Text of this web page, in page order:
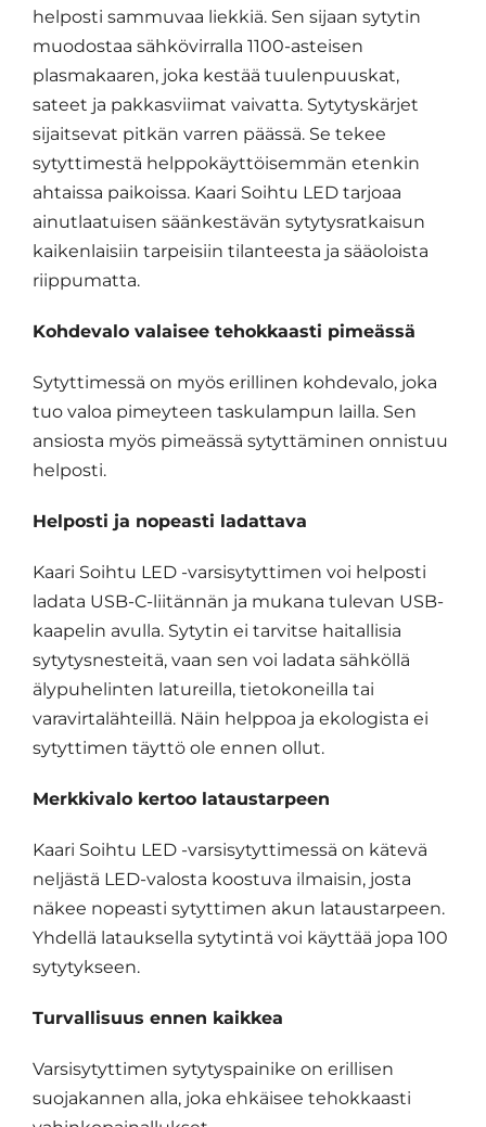
helposti sammuvaa liekkiä. Sen sijaan sytytin
muodostaa sähkövirralla 1100-asteisen
plasmakaaren, joka kestää tuulenpuuskat,
sateet ja pakkasviimat vaivatta. Sytytyskärjet
sijaitsevat pitkän varren päässä. Se tekee
sytyttimestä helppokäyttöisemmän etenkin
ahtaissa paikoissa. Kaari Soihtu LED tarjoaa
ainutlaatuisen säänkestävän sytytysratkaisun
kaikenlaisiin tarpeisiin tilanteesta ja sääoloista
riippumatta.
Kohdevalo valaisee tehokkaasti pimeässä
Sytyttimessä on myös erillinen kohdevalo, joka
tuo valoa pimeyteen taskulampun lailla. Sen
ansiosta myös pimeässä sytyttäminen onnistuu
helposti.
Helposti ja nopeasti ladattava
Kaari Soihtu LED -varsisytyttimen voi helposti
ladata USB-C-liitännän ja mukana tulevan USB-
kaapelin avulla. Sytytin ei tarvitse haitallisia
sytytysnesteitä, vaan sen voi ladata sähköllä
älypuhelinten latureilla, tietokoneilla tai
varavirtalähteillä. Näin helppoa ja ekologista ei
sytyttimen täyttö ole ennen ollut.
Merkkivalo kertoo lataustarpeen
Kaari Soihtu LED -varsisytyttimessä on kätevä
neljästä LED-valosta koostuva ilmaisin, josta
näkee nopeasti sytyttimen akun lataustarpeen.
Yhdellä latauksella sytytintä voi käyttää jopa 100
sytytykseen.
Turvallisuus ennen kaikkea
Varsisytyttimen sytytyspainike on erillisen
suojakannen alla, joka ehkäisee tehokkaasti